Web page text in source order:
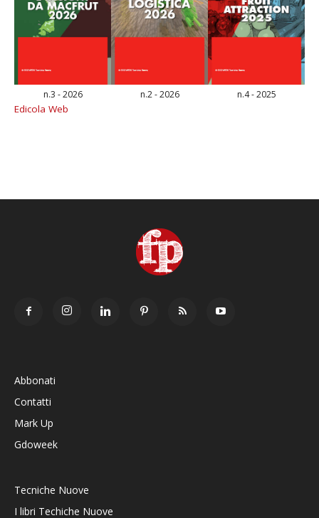
n.3 - 2026 n.2 - 2026 n.4 - 2025
Edicola Web
Abbonati
Contatti
Mark Up
Gdoweek
Tecniche Nuove
I libri Techiche Nuove